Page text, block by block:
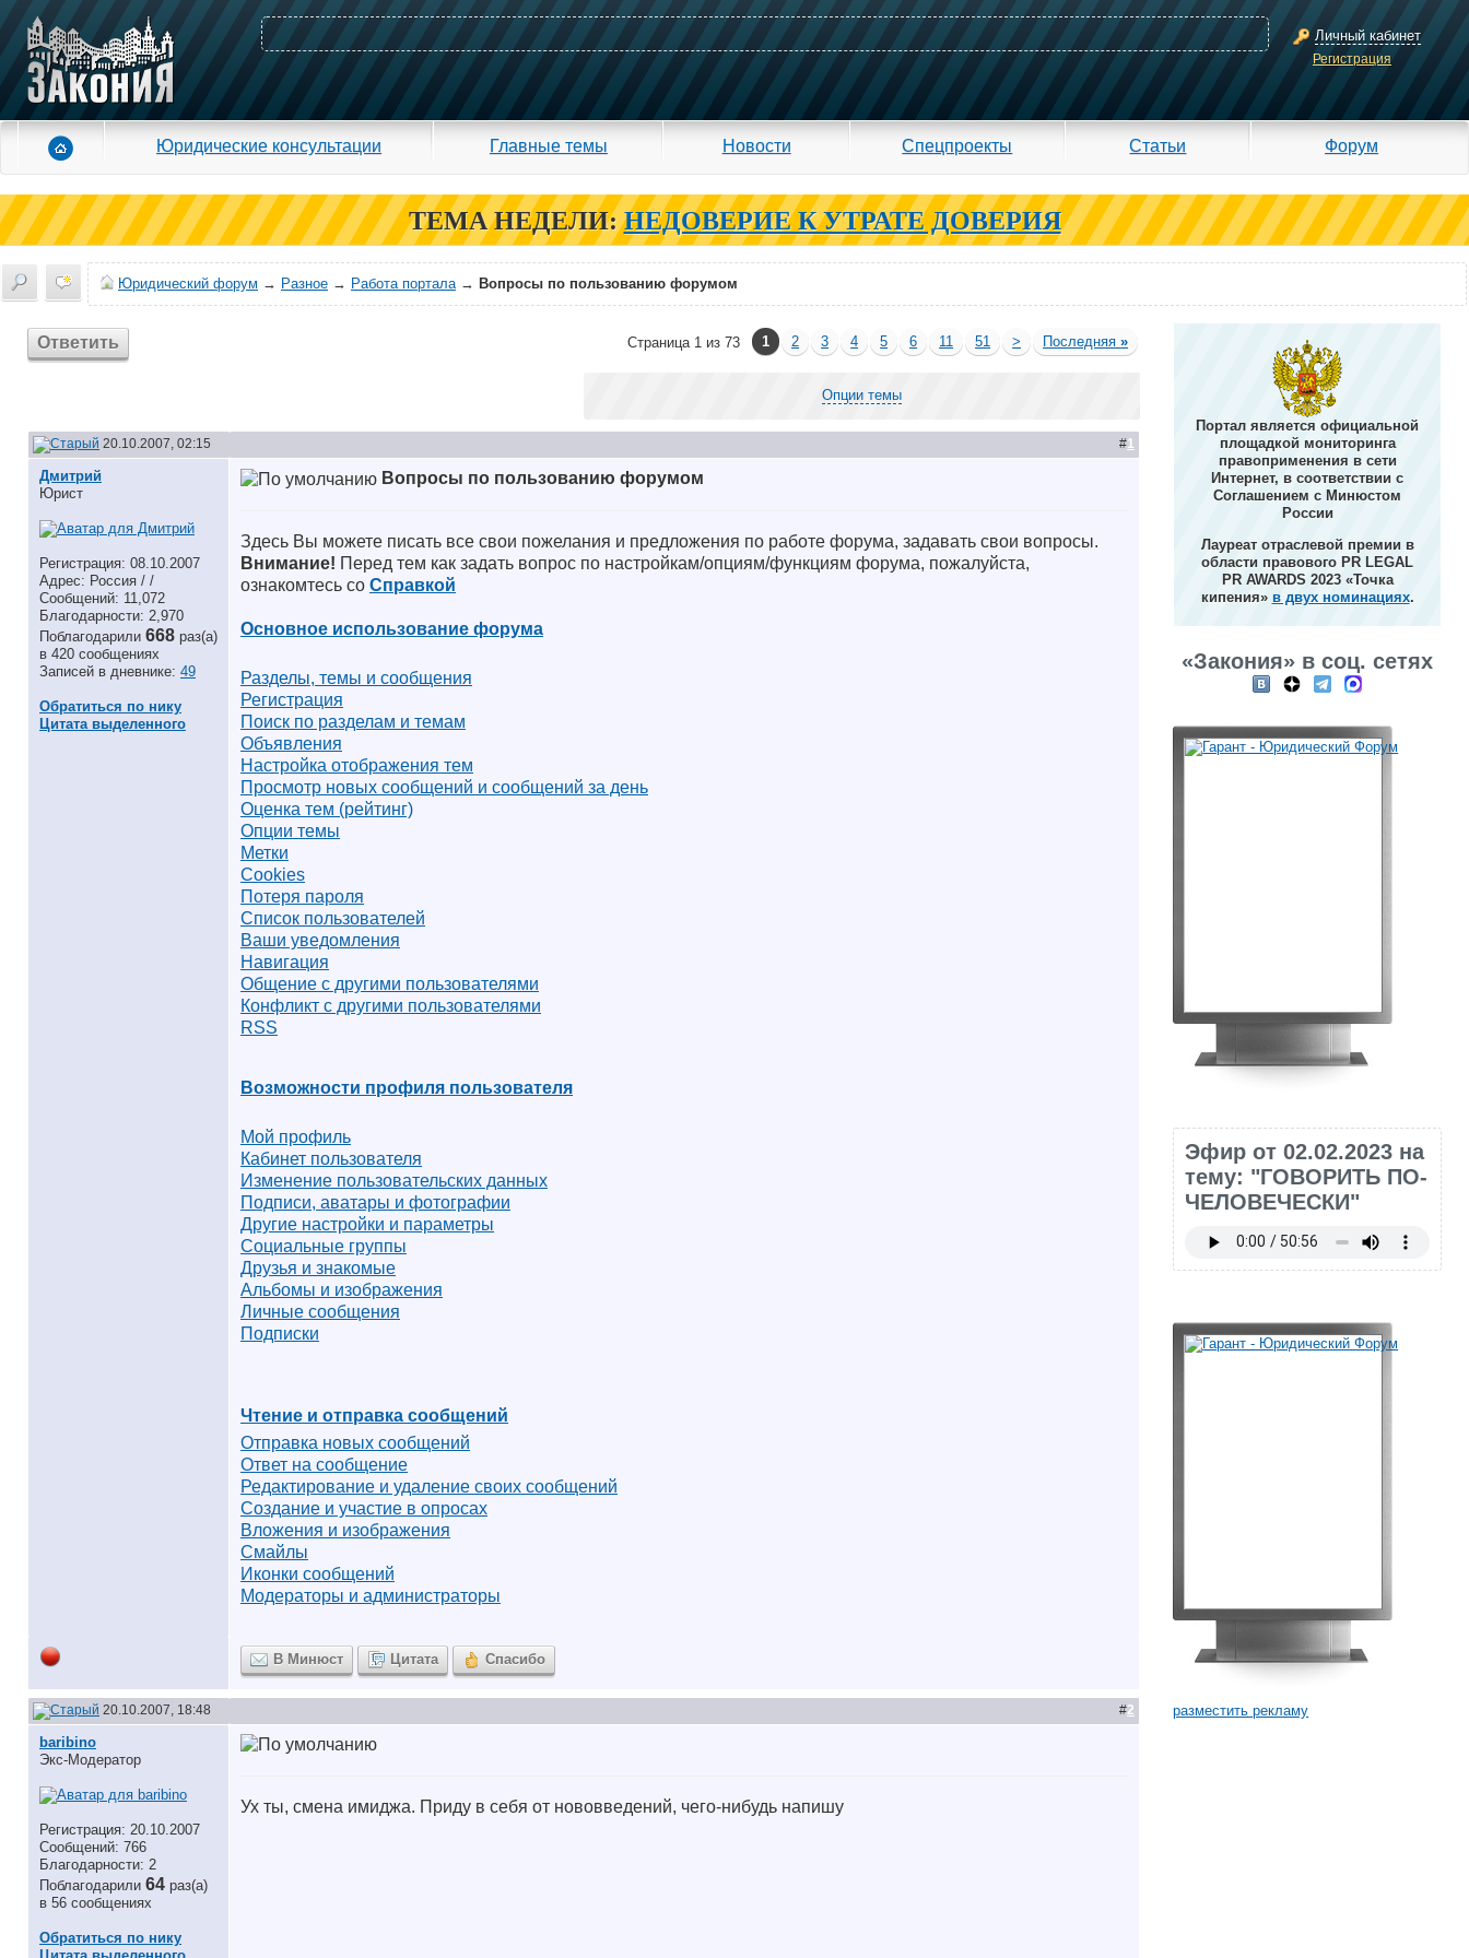
Личный кабинет
Регистрация
Юридические консультации Главные темы Новости Спецпроекты Статьи Форум
ТЕМА НЕДЕЛИ: НЕДОВЕРИЕ К УТРАТЕ ДОВЕРИЯ
Юридический форум → Разное → Работа портала→ Вопросы по пользованию форумом
Ответить Страница 1 из 73 1 2 3 4 5 6 11 51 > Последняя»
Опции темы
20.10.2007, 02:15 #1
Дмитрий
Юрист
Регистрация: 08.10.2007
Адрес: Россия / /
Сообщений: 11,072
Благодарности: 2,970
Поблагодарили 668 раз(а)
в 420 сообщениях
Записей в дневнике: 49
Обратиться по нику
Цитата выделенного
Вопросы по пользованию форумом
Здесь Вы можете писать все свои пожелания и предложения по работе форума, задавать свои вопросы.
Внимание! Перед тем как задать вопрос по настройкам/опциям/функциям форума, пожалуйста,
ознакомтесь со Справкой
Основное использование форума
Разделы, темы и сообщения
Регистрация
Поиск по разделам и темам
Объявления
Настройка отображения тем
Просмотр новых сообщений и сообщений за день
Оценка тем (рейтинг)
Опции темы
Метки
Cookies
Потеря пароля
Список пользователей
Ваши уведомления
Навигация
Общение с другими пользователями
Конфликт с другими пользователями
RSS
Возможности профиля пользователя
Мой профиль
Кабинет пользователя
Изменение пользовательских данных
Подписи, аватары и фотографии
Другие настройки и параметры
Социальные группы
Друзья и знакомые
Альбомы и изображения
Личные сообщения
Подписки
Чтение и отправка сообщений
Отправка новых сообщений
Ответ на сообщение
Редактирование и удаление своих сообщений
Создание и участие в опросах
Вложения и изображения
Смайлы
Иконки сообщений
Модераторы и администраторы
В Минюст Цитата Спасибо
20.10.2007, 18:48 #2
baribino
Экс-Модератор
Регистрация: 20.10.2007
Сообщений: 766
Благодарности: 2
Поблагодарили 64 раз(а)
в 56 сообщениях
Обратиться по нику
Ух ты, смена имиджа. Приду в себя от нововведений, чего-нибудь напишу
Портал является официальной
площадкой мониторинга
правоприменения в сети
Интернет, в соответствии с
Соглашением с Минюстом
России
Лауреат отраслевой премии в
области правового PR LEGAL
PR AWARDS 2023 «Точка
кипения» в двух номинациях.
«Закония» в соц. сетях
Эфир от 02.02.2023 на
тему: "ГОВОРИТЬ ПО-
ЧЕЛОВЕЧЕСКИ"
разместить рекламу